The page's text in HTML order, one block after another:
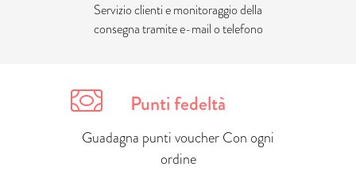
Servizio clienti e monitoraggio della
consegna tramite e-mail o telefono
Punti fedeltà
Guadagna punti voucher Con ogni
ordine